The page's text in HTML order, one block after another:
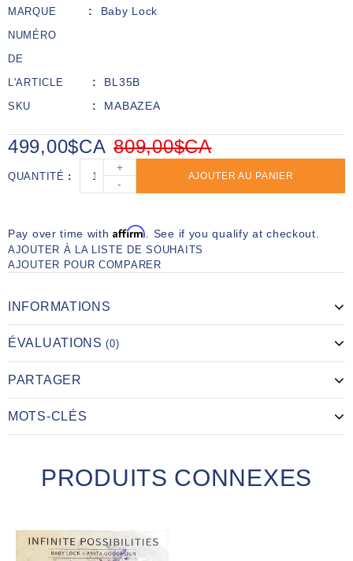
MARQUE Baby Lock
NUMÉRO
DE
L'ARTICLE
BL35B
SKU MABAZEA
809,00$CA
499,00$CA
QUANTITÉ
+
-
AJOUTER AU PANIER
Pay over time withAffirm. See if you qualify at checkout.
AJOUTER À LA LISTE DE SOUHAITS
AJOUTER POUR COMPARER
INFORMATIONS
ÉVALUATIONS(0)
PARTAGER
MOTS-CLÉS
PRODUITS CONNEXES